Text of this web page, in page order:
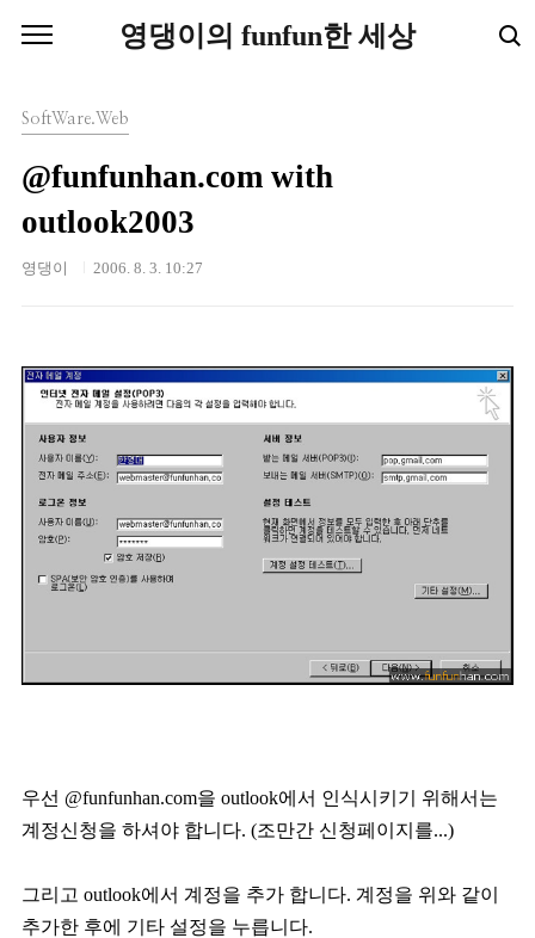
영댕이의 funfun한 세상
SoftWare.Web
@funfunhan.com with
outlook2003
영댕이 2006. 8. 3. 10:27
우선 @funfunhan.com을 outlook에서 인식시키기 위해서는
계정신청을 하셔야 합니다. (조만간 신청페이지를...)
그리고 outlook에서 계정을 추가 합니다. 계정을 위와 같이
추가한 후에 기타 설정을 누릅니다.